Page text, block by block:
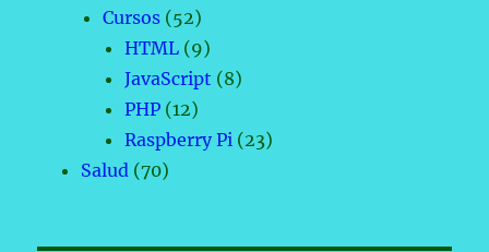
Cursos (52)
HTML (9)
JavaScript (8)
PHP (12)
Raspberry Pi (23)
Salud (70)